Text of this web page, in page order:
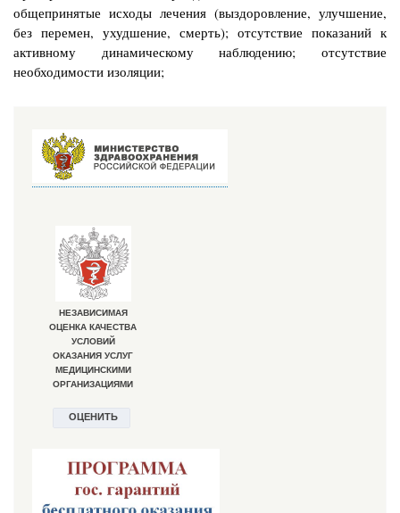
общепринятые исходы лечения (выздоровление, улучшение,
без перемен, ухудшение, смерть); отсутствие показаний к
активному динамическому наблюдению; отсутствие
необходимости изоляции;